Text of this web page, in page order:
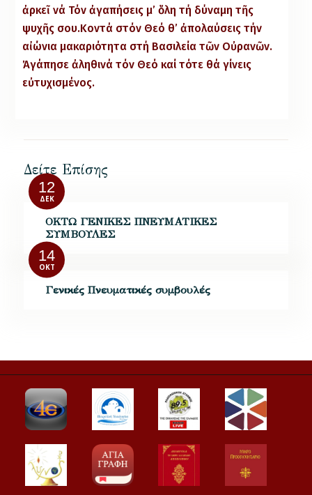
ἀρκεῖ νά Τόν ἀγαπήσεις μ’ ὅλη τή δύναμη τῆς
ψυχῆς σου.Κοντά στόν Θεό θ’ ἀπολαύσεις τήν
αἰώνια μακαριότητα στή Βασιλεία τῶν Οὐρανῶν.
Ἀγάπησε ἀληθινά τόν Θεό καί τότε θά γίνεις
εὐτυχισμένος.
Δείτε Επίσης
12
ΔΕΚ
ΟΚΤΩ ΓΕΝΙΚΕΣ ΠΝΕΥΜΑΤΙΚΕΣ
ΣΥΜΒΟΥΛΕΣ
14
ΟΚΤ
Γενικές Πνευματικές συμβουλές